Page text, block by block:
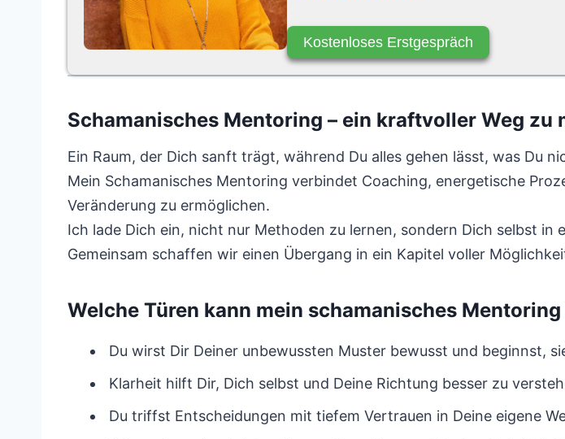
Kostenloses Erstgespräch
Schamanisches Mentoring – ein kraftvoller Weg zu
Ein Raum, der Dich sanft trägt, während Du alles gehen lässt, was Du
Mein Schamanisches Mentoring verbindet Coaching, energetische
Veränderung zu ermöglichen.
Ich lade Dich ein, nicht nur Methoden zu lernen, sondern Dich selbst in
Gemeinsam schaffen wir einen Übergang in ein Kapitel voller
Welche Türen kann mein schamanisches
Du wirst Dir Deiner unbewussten Muster bewusst und beginnst,
Klarheit hilft Dir, Dich selbst und Deine Richtung besser zu
Du triffst Entscheidungen mit tiefem Vertrauen in Deine eigene